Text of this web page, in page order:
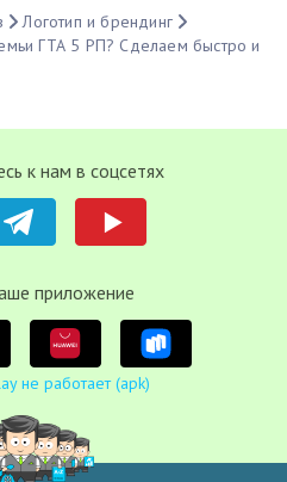
Логотип и брендинг
ГТА 5 РП? Сделаем быстро и
к нам в соцсетях
приложение
не работает (apk)